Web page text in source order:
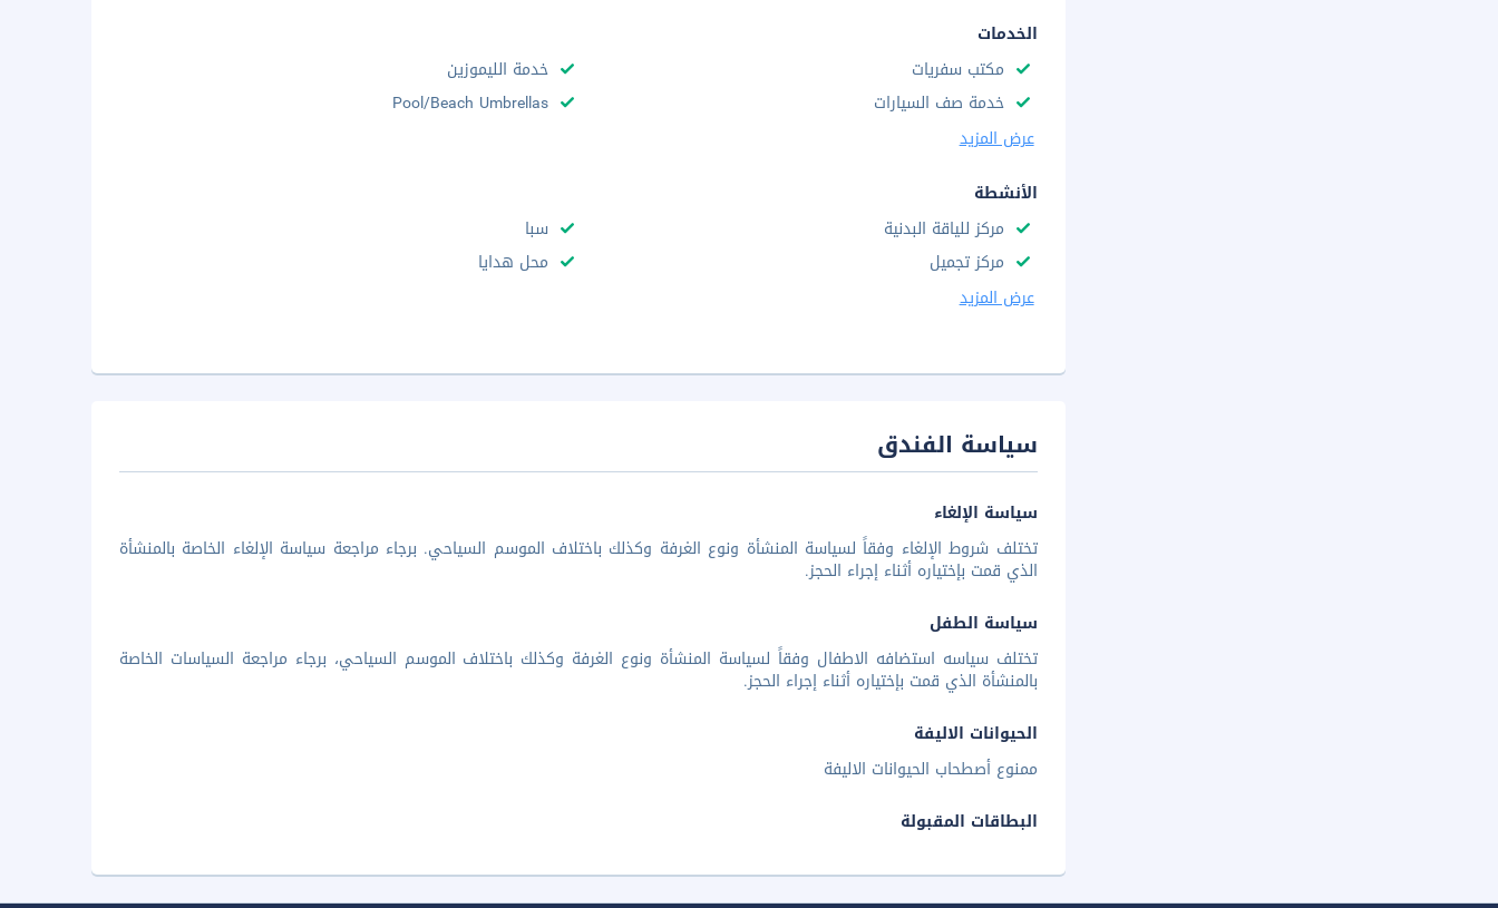
الخدمات
مكتب سفريات
خدمة الليموزين
خدمة صف السيارات
Pool/Beach Umbrellas
عرض المزيد
الأنشطة
مركز للياقة البدنية
سبا
مركز تجميل
محل هدايا
عرض المزيد
سياسة الفندق
سياسة الإلغاء
تختلف شروط الإلغاء وفقاً لسياسة المنشأة ونوع الغرفة وكذلك باختلاف الموسم السياحي. برجاء مراجعة سياسة الإلغاء الخاصة بالمنشأة
الذي قمت بإختياره أثناء إجراء الحجز.
سياسة الطفل
تختلف سياسه استضافه الاطفال وفقاً لسياسة المنشأة ونوع الغرفة وكذلك باختلاف الموسم السياحي، برجاء مراجعة السياسات الخاصة
بالمنشأة الذي قمت بإختياره أثناء إجراء الحجز.
الحيوانات الاليفة
ممنوع أصطحاب الحيوانات الاليفة
البطاقات المقبولة